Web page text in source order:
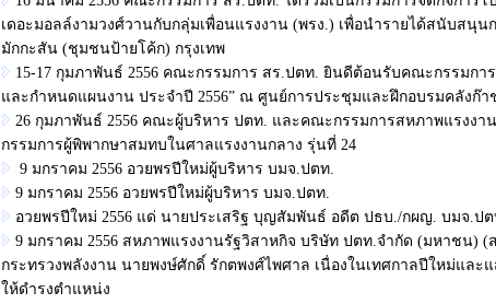
เดอะมอลล์งามวงศ์วานกับกลุ่มเพื่อนแรงงาน (พรง.) เพื่อนำรายได้สนับสนุ
มักกะสัน (ชุมชนป้ายโค้ก) กรุงเทพ
15-17 กุมภาพันธ์ 2556 คณะกรรมการ สร.ปตท. ยินดีต้อนรับคณะกรรมกา
และกำหนดแผนงาน ประจำปี 2556” ณ ศูนย์การประชุมและฝึกอบรมคลังก๊
26 กุมภาพันธ์ 2556 คณะผู้บริหาร ปตท. และคณะกรรมการสหภาพแรงง
กรรมการผู้พิพากษาสมทบในศาลแรงงานกลาง รุ่นที่ 24
9 มกราคม 2556 อวยพรปีใหม่ผู้บริหาร บมจ.ปตท.
9 มกราคม 2556 อวยพรปีใหม่ผู้บริหาร บมจ.ปตท.
อวยพรปีใหม่ 2556 แด่ นายประเสริฐ บุญสัมพันธ์ อดีต ปธบ./กผญ. บมจ.ปต
9 มกราคม 2556 สหภาพแรงงานรัฐวิสาหกิจ บริษัท ปตท.จำกัด (มหาชน)
กระทรวงพลังงาน นายพงษ์ศักดิ์ รักตพงศ์ไพศาล เนื่องในเทศกาลปีใหม่และ
ให้ดำรงตำแหน่ง